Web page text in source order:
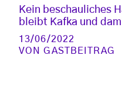
Kein beschauliches
bleibt Kafka und
13/06/2022
VONGASTBEITRAG